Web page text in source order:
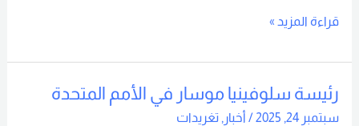
قراءة المزيد »
رئيسة سلوفينيا موسار في الأمم المتحدة
سبتمبر 24, 2025 / أخبار , تغريدات
رئيسة
سلوفينيا